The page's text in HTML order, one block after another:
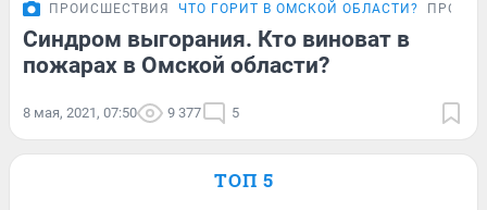
ПРОИСШЕСТВИЯ ЧТО ГОРИТ В ОМСКОЙ ОБЛАСТИ?
Синдром выгорания. Кто виноват в
пожарах в Омской области?
8 мая, 2021, 07:50 9 377 5
ТОП 5